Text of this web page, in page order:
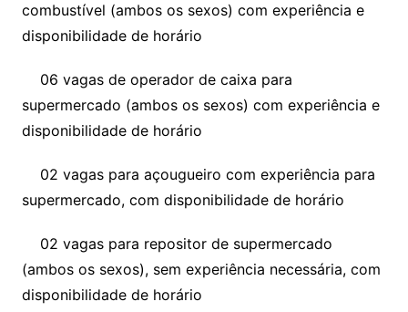
combustível (ambos os sexos) com experiência e
disponibilidade de horário
06 vagas de operador de caixa para
supermercado (ambos os sexos) com experiência e
disponibilidade de horário
02 vagas para açougueiro com experiência para
supermercado, com disponibilidade de horário
02 vagas para repositor de supermercado
(ambos os sexos), sem experiência necessária, com
disponibilidade de horário